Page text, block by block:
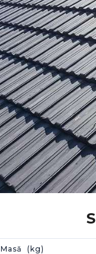
Masă (kg)